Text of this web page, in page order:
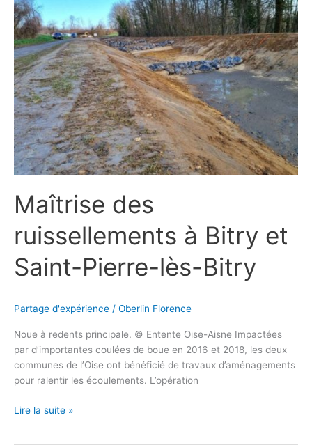
Maîtrise des
ruissellements à Bitry et
Saint-Pierre-lès-Bitry
Partage d'expérience / Oberlin Florence
Noue à redents principale. © Entente Oise-Aisne Impactées
par d’importantes coulées de boue en 2016 et 2018, les deux
communes de l’Oise ont bénéficié de travaux d’aménagements
pour ralentir les écoulements. L’opération
ruissellements
à
Bitry
et
Saint-
Pierre-
lès-
Bitry
Lire la suite »